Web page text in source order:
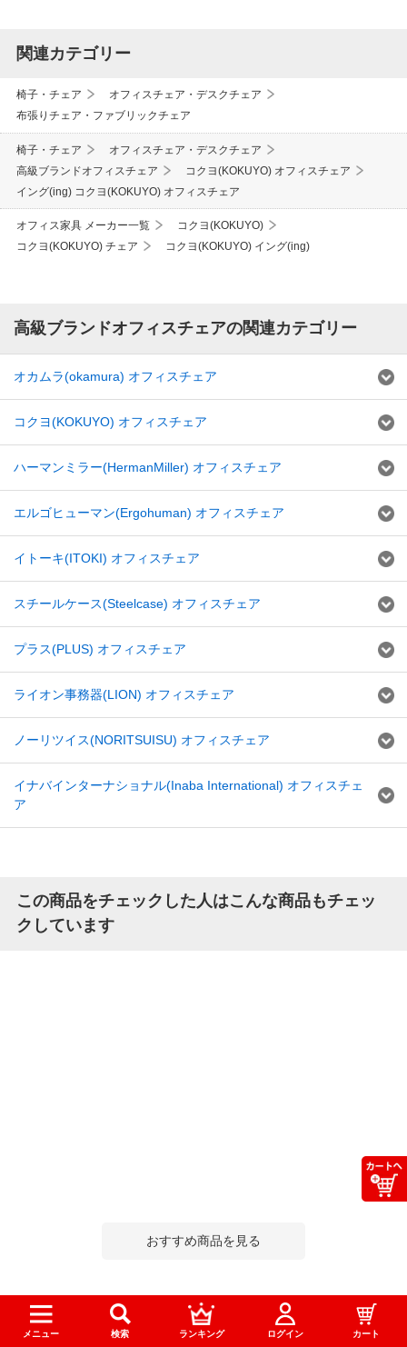
関連カテゴリー
椅子・チェア
オフィスチェア・デスクチェア
布張りチェア・ファブリックチェア
椅子・チェア
オフィスチェア・デスクチェア
高級ブランドオフィスチェア
コクヨ(KOKUYO) オフィスチェア
イング(ing) コクヨ(KOKUYO) オフィスチェア
オフィス家具 メーカー一覧
コクヨ(KOKUYO)
コクヨ(KOKUYO) チェア
コクヨ(KOKUYO) イング(ing)
高級ブランドオフィスチェアの関連カテゴリー
オカムラ(okamura) オフィスチェア
コクヨ(KOKUYO) オフィスチェア
ハーマンミラー(HermanMiller) オフィスチェア
エルゴヒューマン(Ergohuman) オフィスチェア
イトーキ(ITOKI) オフィスチェア
スチールケース(Steelcase) オフィスチェア
プラス(PLUS) オフィスチェア
ライオン事務器(LION) オフィスチェア
ノーリツイス(NORITSUISU) オフィスチェア
イナバインターナショナル(Inaba International) オフィスチェ
ア
この商品をチェックした人はこんな商品もチェッ
クしています
おすすめ商品を見る
この商品を買った人はこんな商品も買っています
メニュー 検索 ランキング ログイン カート